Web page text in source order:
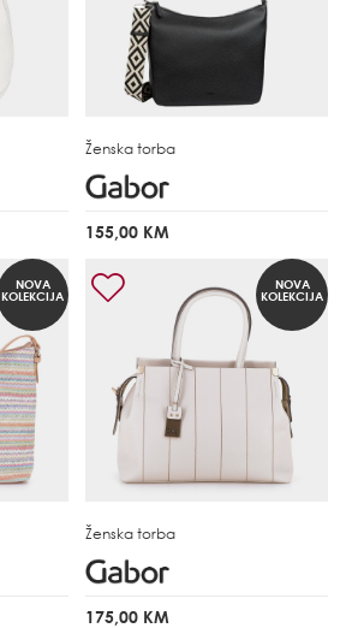
Ženska torba
155,00 KM
NOVA
KOLEKCIJA
NOVA
KOLEKCIJA
Ženska torba
175,00 KM